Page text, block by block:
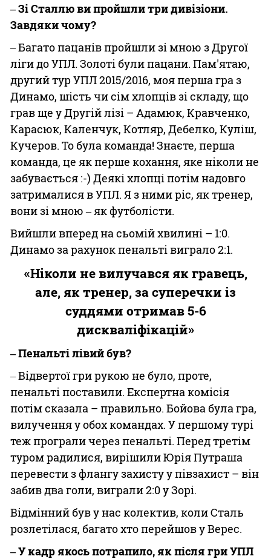
‒ Зі Сталлю ви пройшли три дивізіони.
Завдяки чому?
‒ Багато пацанів пройшли зі мною з Другої
ліги до УПЛ. Золоті були пацани. Пам'ятаю,
другий тур УПЛ 2015/2016, моя перша гра з
Динамо, шість чи сім хлопців зі складу, що
грав ще у Другій лізі – Адамюк, Кравченко,
Карасюк, Каленчук, Котляр, Дебелко, Куліш,
Кучеров. То була команда! Знаєте, перша
команда, це як перше кохання, яке ніколи не
забувається :-) Деякі хлопці потім надовго
затрималися в УПЛ. Я з ними ріс, як тренер,
вони зі мною ‒ як футболісти.
Вийшли вперед на сьомій хвилині – 1:0.
Динамо за рахунок пенальті виграло 2:1.
«Ніколи не вилучався як гравець,
але, як тренер, за суперечки із
суддями отримав 5-6
дискваліфікацій»
‒ Пенальті лівий був?
‒ Відвертої гри рукою не було, проте,
пенальті поставили. Експертна комісія
потім сказала – правильно. Бойова була гра,
вилучення у обох командах. У першому турі
теж програли через пенальті. Перед третім
туром радилися, вирішили Юрія Путраша
перевести з флангу захисту у півзахист – він
забив два голи, виграли 2:0 у Зорі.
Відмінний був у нас колектив, коли Сталь
розлетілася, багато хто перейшов у Верес.
‒ У кадр якось потрапило, як після гри УПЛ